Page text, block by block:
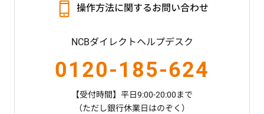
操作方法に関するお問い合わせ
NCBダイレクトヘルプデスク
0120-185-624
【受付時間】平日9:00-20:00まで
（ただし銀行休業日はのぞく）